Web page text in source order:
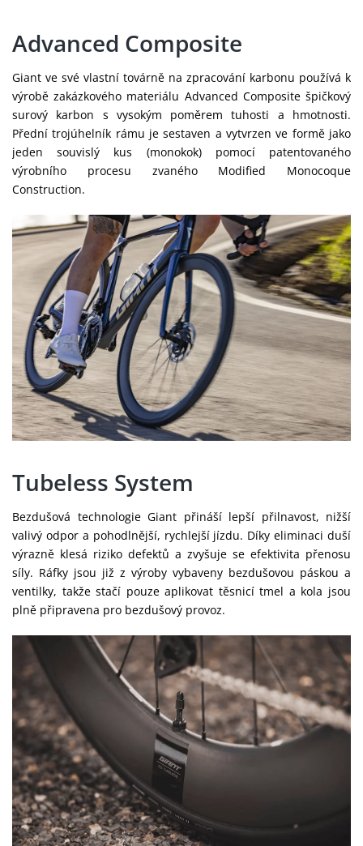
Advanced Composite
Giant ve své vlastní továrně na zpracování karbonu používá k
výrobě zakázkového materiálu Advanced Composite špičkový
surový karbon s vysokým poměrem tuhosti a hmotnosti.
Přední trojúhelník rámu je sestaven a vytvrzen ve formě jako
jeden souvislý kus (monokok) pomocí patentovaného
výrobního procesu zvaného Modified Monocoque
Construction.
Tubeless System
Bezdušová technologie Giant přináší lepší přilnavost, nižší
valivý odpor a pohodlnější, rychlejší jízdu. Díky eliminaci duší
výrazně klesá riziko defektů a zvyšuje se efektivita přenosu
síly. Ráfky jsou již z výroby vybaveny bezdušovou páskou a
ventilky, takže stačí pouze aplikovat těsnicí tmel a kola jsou
plně připravena pro bezdušový provoz.